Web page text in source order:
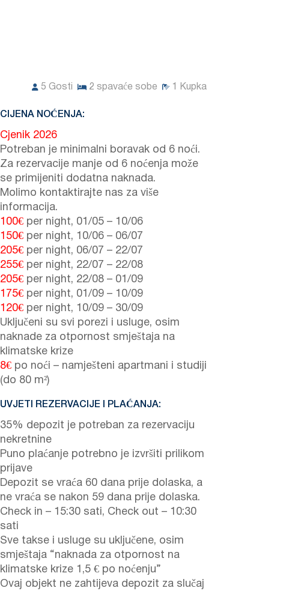
5 Gosti 2 spavaće sobe Kupka
CIJENA NOĆENJA:
Cjenik 2026
Potreban je minimalni boravak od 6 noći.
Za rezervacije manje od 6 noćenja može
se primijeniti dodatna naknada.
Molimo kontaktirajte nas za više
informacija.
100€ per night, 01/05 – 10/06
150€ per night, 10/06 – 06/07
205€ per night, 06/07 – 22/07
255€ per night, 22/07 – 22/08
205€ per night, 22/08 – 01/09
175€ per night, 01/09 – 10/09
120€ per night, 10/09 – 30/09
Uključeni su svi porezi i usluge, osim
naknade za otpornost smještaja na
klimatske krize
8€ po noći – namješteni apartmani i studiji
(do 80 m²)
UVJETI REZERVACIJE I PLAĆANJA:
35% depozit je potreban za rezervaciju
nekretnine
Puno plaćanje potrebno je izvršiti prilikom
prijave
Depozit se vraća 60 dana prije dolaska, a
ne vraća se nakon 59 dana prije dolaska.
Check in – 15:30 sati, Check out – 10:30
sati
Sve takse i usluge su uključene, osim
smještaja “naknada za otpornost na
klimatske krize 1,5 € po noćenju”
Ovaj objekt ne zahtijeva depozit za slučaj